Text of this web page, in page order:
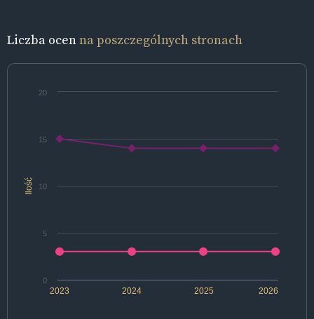
Liczba ocenna poszczególnych stronach
Ilość
2024 2026
2023 2025
10
0
5
15
20